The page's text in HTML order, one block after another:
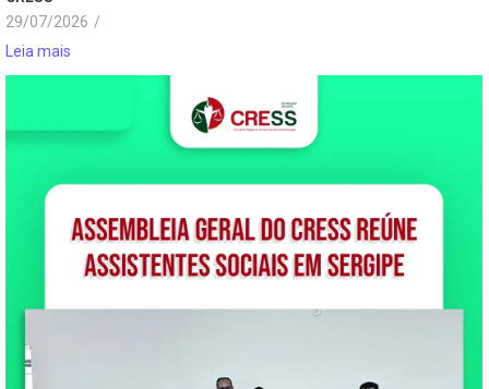
29/07/2026 /
Leia mais